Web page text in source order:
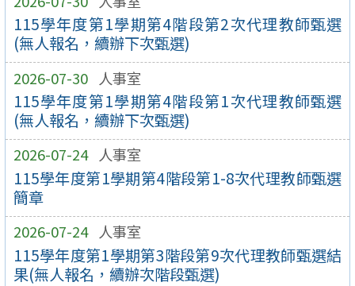
115學年度第1學期第4階段第2次代理教師甄選
(無人報名，續辦下次甄選)
2026-07-30 人事室
115學年度第1學期第4階段第1次代理教師甄選
(無人報名，續辦下次甄選)
2026-07-24 人事室
115學年度第1學期第4階段第1-8次代理教師甄選
簡章
2026-07-24 人事室
115學年度第1學期第3階段第9次代理教師甄選結
果(無人報名，續辦次階段甄選)